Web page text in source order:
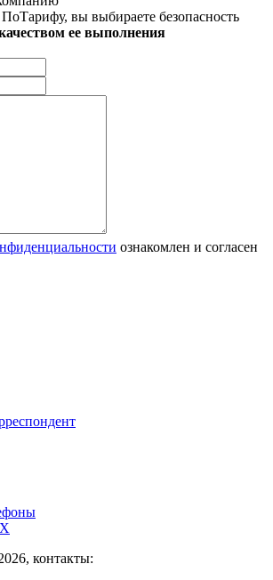
ПоТарифу, вы выбираете безопасность
ее выполнения
ознакомлен и согласен
контакты: